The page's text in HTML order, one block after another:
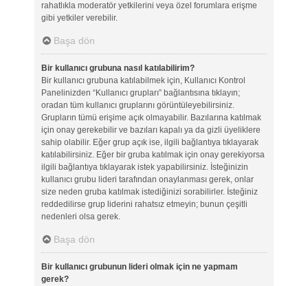
rahatlıkla moderatör yetkilerini veya özel forumlara erişme
gibi yetkiler verebilir.
Başa dön
Bir kullanıcı grubuna nasıl katılabilirim?
Bir kullanıcı grubuna katılabilmek için, Kullanıcı Kontrol
Panelinizden “Kullanıcı grupları” bağlantısına tıklayın;
oradan tüm kullanıcı gruplarını görüntüleyebilirsiniz.
Grupların tümü erişime açık olmayabilir. Bazılarına katılmak
için onay gerekebilir ve bazıları kapalı ya da gizli üyeliklere
sahip olabilir. Eğer grup açık ise, ilgili bağlantıya tıklayarak
katılabilirsiniz. Eğer bir gruba katılmak için onay gerekiyorsa
ilgili bağlantıya tıklayarak istek yapabilirsiniz. İsteğinizin
kullanıcı grubu lideri tarafından onaylanması gerek, onlar
size neden gruba katılmak istediğinizi sorabilirler. İsteğiniz
reddedilirse grup liderini rahatsız etmeyin; bunun çeşitli
nedenleri olsa gerek.
Başa dön
Bir kullanıcı grubunun lideri olmak için ne yapmam
gerek?